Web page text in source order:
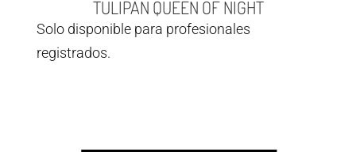
TULIPÁN QUEEN OF NIGHT
Solo disponible para profesionales
registrados.